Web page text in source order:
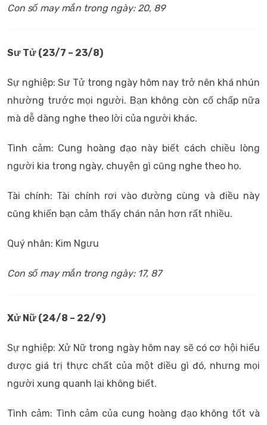
Con số may mắn trong ngày: 20, 89
Sư Tử (23/7 – 23/8)
Sự nghiệp: Sư Tử trong ngày hôm nay trở nên khá nhún
nhường trước mọi người. Bạn không còn cố chấp nữa
mà dễ dàng nghe theo lời của người khác.
Tình cảm: Cung hoàng đạo này biết cách chiều lòng
người kia trong ngày, chuyện gì cũng nghe theo họ.
Tài chính: Tài chính rơi vào đường cùng và điều này
cũng khiến bạn cảm thấy chán nản hơn rất nhiều.
Quý nhân: Kim Ngưu
Con số may mắn trong ngày: 17, 87
Xử Nữ (24/8 – 22/9)
Sự nghiệp: Xử Nữ trong ngày hôm nay sẽ có cơ hội hiểu
được giá trị thực chất của một điều gì đó, nhưng mọi
người xung quanh lại không biết.
Tình cảm: Tình cảm của cung hoàng đạo không tốt và